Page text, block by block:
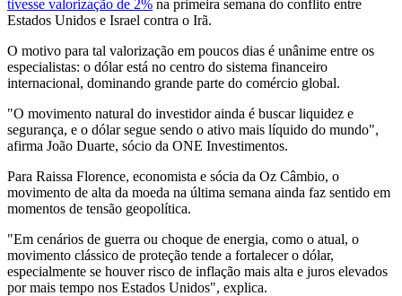
tivesse valorização de 2% na primeira semana do conflito entre
Estados Unidos e Israel contra o Irã.
O motivo para tal valorização em poucos dias é unânime entre os
especialistas: o dólar está no centro do sistema financeiro
internacional, dominando grande parte do comércio global.
"O movimento natural do investidor ainda é buscar liquidez e
segurança, e o dólar segue sendo o ativo mais líquido do mundo",
afirma João Duarte, sócio da ONE Investimentos.
Para Raissa Florence, economista e sócia da Oz Câmbio, o
movimento de alta da moeda na última semana ainda faz sentido em
momentos de tensão geopolítica.
"Em cenários de guerra ou choque de energia, como o atual, o
movimento clássico de proteção tende a fortalecer o dólar,
especialmente se houver risco de inflação mais alta e juros elevados
por mais tempo nos Estados Unidos", explica.